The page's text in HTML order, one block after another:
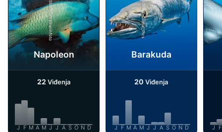
iStock/ultramarinfoto
Napoleon
22 Viđenja
J F M A M J J A S O N D
iStock-Global_Pics
Barakuda
20 Viđenja
J F M A M J J A S O N D J F
Use limited data to select content
IAB Special Features:
Use precise geolocation data
Identify devices based on information
actively requested
Non-IAB processing purposes:
Necessary
Performance